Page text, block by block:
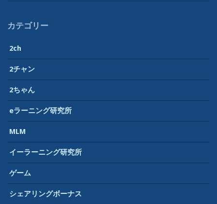
カテゴリー
2ch
2チャン
2ちゃん
eラーニング研究所
MLM
イーラーニング研究所
ゲーム
シェアリングボーナス